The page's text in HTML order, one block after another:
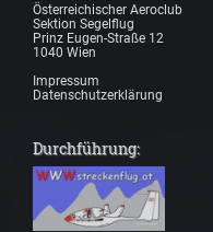
Österreichischer Aeroclub
Sektion Segelflug
Prinz Eugen-Straße 12
1040 Wien
Impressum
Datenschutzerklärung
Durchführung: